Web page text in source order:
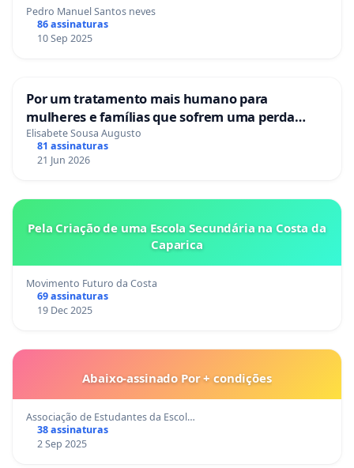
Pedro Manuel Santos neves
86 assinaturas
10 Sep 2025
Por um tratamento mais humano para
mulheres e famílias que sofrem uma perda
gestacional nos hospitais portugueses
Elisabete Sousa Augusto
81 assinaturas
21 Jun 2026
Pela Criação de uma Escola Secundária na Costa da
Caparica
Movimento Futuro da Costa
69 assinaturas
19 Dec 2025
Abaixo-assinado Por + condições
Associação de Estudantes da Escol…
38 assinaturas
2 Sep 2025